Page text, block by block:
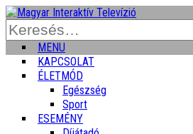
Keresés:
MENU
KAPCSOLAT
ÉLETMÓD
Egészség
Sport
ESEMÉNY